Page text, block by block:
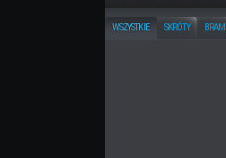
WSZYSTKIE SKRÓTY